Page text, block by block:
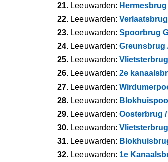
21. Leeuwarden:
22. Leeuwarden:
23. Leeuwarden: Spoorbrug
24. Leeuwarden: Greunsbrug
25. Leeuwarden: Vlietsterbrug
26. Leeuwarden: 2e
27. Leeuwarden:
28. Leeuwarden:
29. Leeuwarden: Oosterbrug
30. Leeuwarden:
31. Leeuwarden:
32. Leeuwarden: 1e